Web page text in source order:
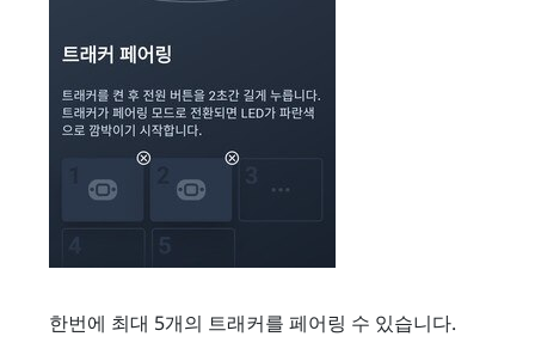
한번에 최대 5개의 트래커를 페어링 수 있습니다.